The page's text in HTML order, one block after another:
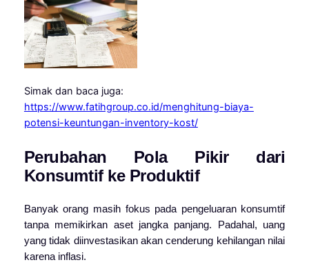
Simak dan baca juga:
https://www.fatihgroup.co.id/menghitung-biaya-
potensi-keuntungan-inventory-kost/
Perubahan Pola Pikir dari
Konsumtif ke Produktif
Banyak orang masih fokus pada pengeluaran konsumtif
tanpa memikirkan aset jangka panjang. Padahal, uang
yang tidak diinvestasikan akan cenderung kehilangan nilai
karena inflasi.